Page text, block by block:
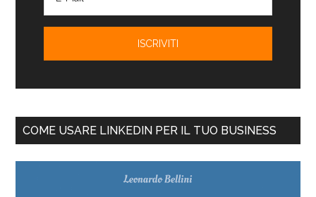
COME USARE LINKEDIN PER IL TUO BUSINESS